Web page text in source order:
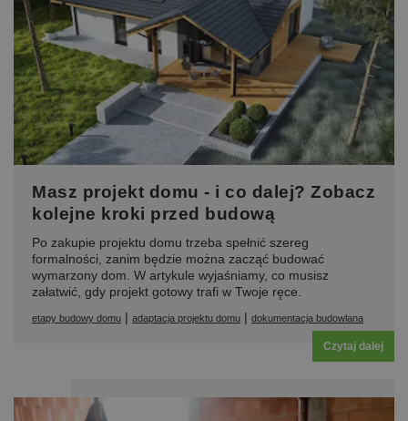
Masz projekt domu - i co dalej? Zobacz
kolejne kroki przed budową
Po zakupie projektu domu trzeba spełnić szereg
formalności, zanim będzie można zacząć budować
wymarzony dom. W artykule wyjaśniamy, co musisz
załatwić, gdy projekt gotowy trafi w Twoje ręce.
etapy budowy domu | adaptacja projektu domu | dokumentacja budowlana
Czytaj dalej